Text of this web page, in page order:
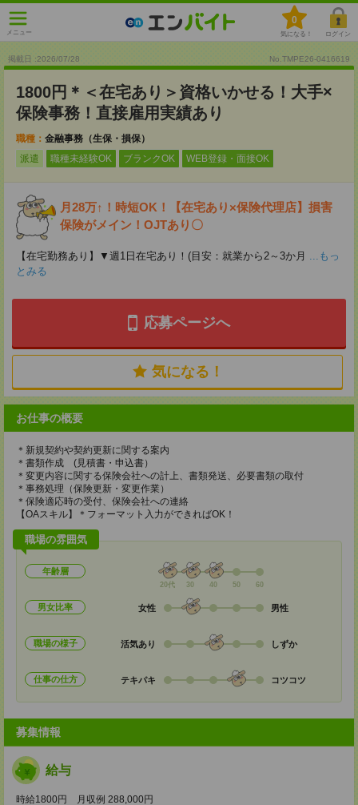
メニュー
0
気になる！ ログイン
掲載日 :2026/07/28 No.TMPE26-0416619
1800円＊＜在宅あり＞資格いかせる！大手×
保険事務！直接雇用実績あり
職種： 金融事務（生保・損保）
派遣
職種未経験OK ブランクOK WEB登録・面接OK
月28万↑！時短OK！【在宅あり×保険代理店】損害
保険がメイン！OJTあり〇
【在宅勤務あり】▼週1日在宅あり！(目安：就業から2～3か月 ...もっ
とみる
応募ページへ
気になる！
お仕事の概要
＊新規契約や契約更新に関する案内
＊書類作成 (見積書・申込書）
＊変更内容に関する保険会社への計上、書類発送、必要書類の取付
＊事務処理（保険更新・変更作業）
＊保険適応時の受付、保険会社への連絡
【OAスキル】＊フォーマット入力ができればOK！
職場の雰囲気
年齢層
20代 30 40 50 60
男女比率 女性 男性
職場の様子 活気あり しずか
仕事の仕方 テキパキ コツコツ
募集情報
給与
時給1800円 月収例 288,000円